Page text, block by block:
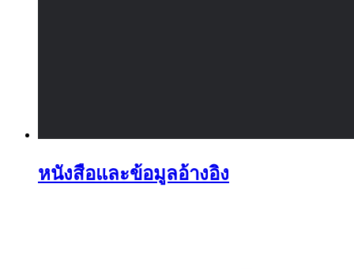
หนังสือและข้อมูลอ้างอิง